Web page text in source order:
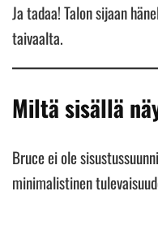
Ja tadaa! Talon sijaan
taivaalta.
Miltä sisällä
Bruce ei ole
minimalistinen